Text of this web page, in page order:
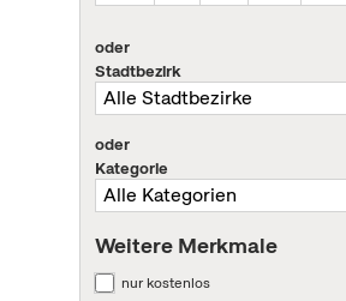
oder
Stadtbezirk
oder
Kategorie
Weitere Merkmale
nur kostenlos